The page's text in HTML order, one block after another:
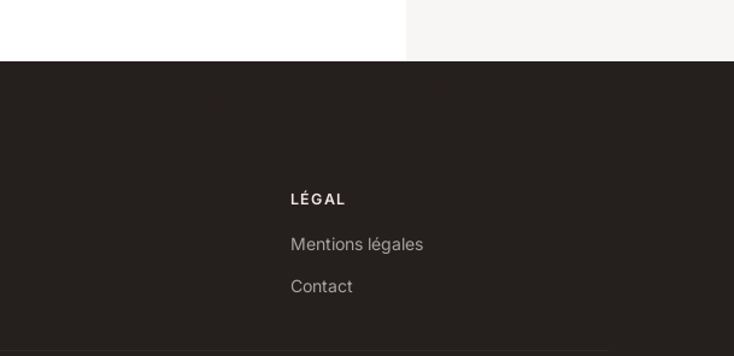
LÉGAL
Mentions légales
Contact